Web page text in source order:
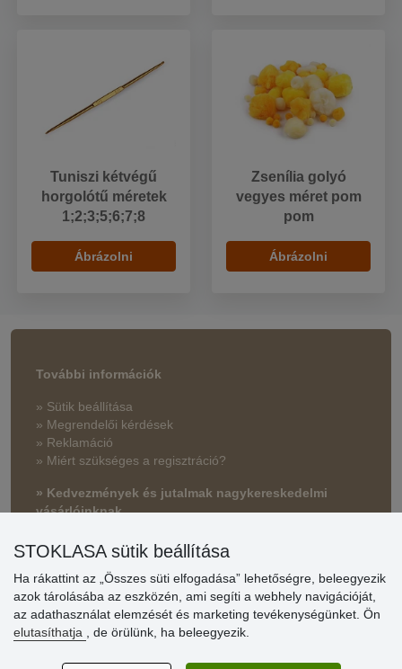
Tuniszi kétvégű
horgolótű méretek
1;2;3;5;6;7;8
Ábrázolni
Zsenília golyó
vegyes méret pom
pom
Ábrázolni
További információk
» Sütik beállítása
» Megrendelői kérdések
» Reklamáció
» Miért szükséges a regisztráció?
» Kedvezmények és jutalmak nagykereskedelmi
vásárlóinknak
» Súgó
Vásárlók
értékelése
Excellent service
STOKLASA sütik beállítása
Ha rákattint az „Összes süti elfogadása” lehetőségre, beleegyezik
azok tárolásába az eszközén, ami segíti a webhely navigációját,
az adathasználat elemzését és marketing tevékenységünket. Ön
elutasíthatja
, de örülünk, ha beleegyezik.